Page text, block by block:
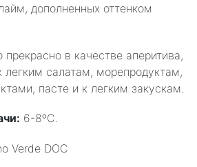
дополненных оттенком
прекрасно в качестве аперитива,
легким салатам, морепродуктам,
пасте и к легким закускам.
6-8ºC.
Verde DOC